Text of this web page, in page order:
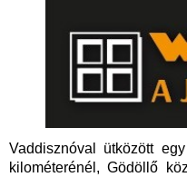
Vaddisznóval ütközött
kilométerénél, Gödöllő